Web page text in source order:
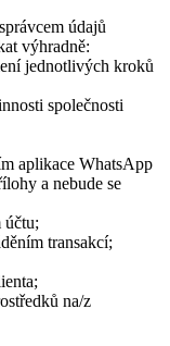
údajů
výhradně:
jednotlivých kroků
společnosti
aplikace WhatsApp
a nebude se
účtu;
transakcí;
na/z